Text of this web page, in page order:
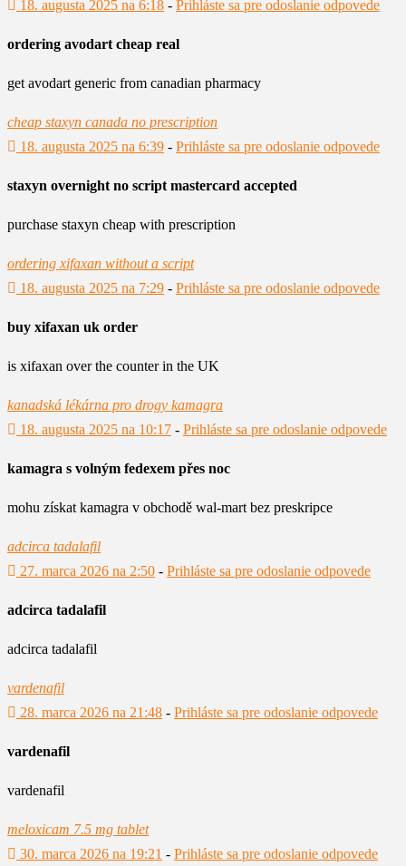
18. augusta 2025 na 6:18 - Prihláste sa pre odoslanie odpovede
ordering avodart cheap real
get avodart generic from canadian pharmacy
cheap staxyn canada no prescription
18. augusta 2025 na 6:39 - Prihláste sa pre odoslanie odpovede
staxyn overnight no script mastercard accepted
purchase staxyn cheap with prescription
ordering xifaxan without a script
18. augusta 2025 na 7:29 - Prihláste sa pre odoslanie odpovede
buy xifaxan uk order
is xifaxan over the counter in the UK
kanadská lékárna pro drogy kamagra
18. augusta 2025 na 10:17 - Prihláste sa pre odoslanie odpovede
kamagra s volným fedexem přes noc
mohu získat kamagra v obchodě wal-mart bez preskripce
adcirca tadalafil
27. marca 2026 na 2:50 - Prihláste sa pre odoslanie odpovede
adcirca tadalafil
adcirca tadalafil
vardenafil
28. marca 2026 na 21:48 - Prihláste sa pre odoslanie odpovede
vardenafil
vardenafil
meloxicam 7.5 mg tablet
30. marca 2026 na 19:21 - Prihláste sa pre odoslanie odpovede